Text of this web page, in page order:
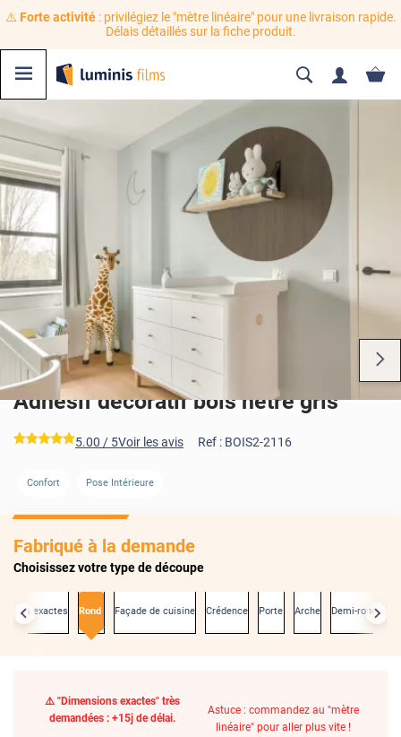
⚠️ Forte activité: privilégiez le "mètre linéaire" pour une livraison rapide.
Délais détaillés sur la fiche produit.
Adhésif décoratif bois hêtre gris
*****
5.00 / 5Voir les avis Ref : BOIS2-2116
Confort Pose Intérieure
Fabriqué à la demande
Choisissez votre type de découpe
exactes Rond Façade de cuisine Crédence Porte Arche Demi-rond
⚠️ "Dimensions exactes" très
demandées : +15j de délai.
Astuce : commandez au "mètre
linéaire" pour aller plus vite !